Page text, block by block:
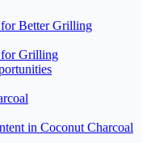
Better Grilling
for Grilling
in Coconut Charcoal